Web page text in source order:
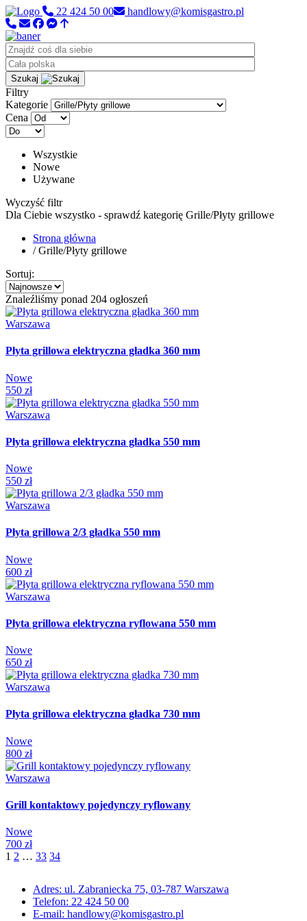
22 424 50 00 handlowy@komisgastro.pl
Szukaj
Filtry
Kategorie
Cena
Wszystkie
Nowe
Używane
Wyczyść filtr
Dla Ciebie wszystko - sprawdź kategorię Grille/Płyty grillowe
Strona główna
/ Grille/Płyty grillowe
Sortuj:
Znaleźliśmy ponad 204 ogłoszeń
Warszawa
Płyta grillowa elektryczna gładka 360 mm
Nowe
550 zł
Warszawa
Płyta grillowa elektryczna gładka 550 mm
Nowe
550 zł
Warszawa
Płyta grillowa 2/3 gładka 550 mm
Nowe
600 zł
Warszawa
Płyta grillowa elektryczna ryflowana 550 mm
Nowe
650 zł
Warszawa
Płyta grillowa elektryczna gładka 730 mm
Nowe
800 zł
Warszawa
Grill kontaktowy pojedynczy ryflowany
Nowe
700 zł
1 2 … 33 34
Adres: ul. Zabraniecka 75, 03-787 Warszawa
Telefon: 22 424 50 00
E-mail: handlowy@komisgastro.pl